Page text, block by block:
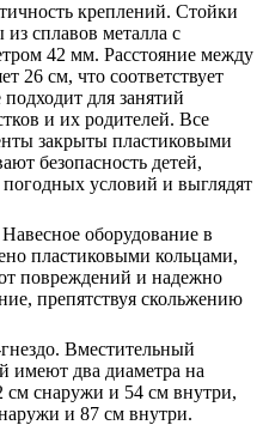
креплений. Стойки
сплавов металла с
42 мм. Расстояние между
26 см, что соответствует
для занятий
и их родителей. Все
закрыты пластиковыми
безопасность детей,
условий и выглядят
оборудование в
пластиковыми кольцами,
повреждений и надежно
препятствуя скольжению
Вместительный
имеют два диаметра на
см снаружи и 54 см внутри,
и 87 см внутри.